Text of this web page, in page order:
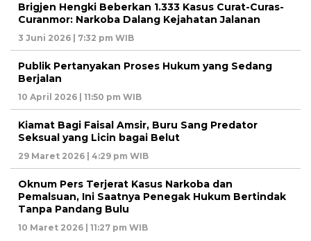
Brigjen Hengki Beberkan 1.333 Kasus Curat-Curas-
Curanmor: Narkoba Dalang Kejahatan Jalanan
3 Juni 2026 | 7:32 pm WIB
Publik Pertanyakan Proses Hukum yang Sedang
Berjalan
10 April 2026 | 11:50 pm WIB
Kiamat Bagi Faisal Amsir, Buru Sang Predator
Seksual yang Licin bagai Belut
29 Maret 2026 | 4:29 pm WIB
Oknum Pers Terjerat Kasus Narkoba dan
Pemalsuan, Ini Saatnya Penegak Hukum Bertindak
Tanpa Pandang Bulu
10 Maret 2026 | 11:27 pm WIB